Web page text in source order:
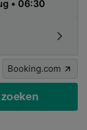
Booking.com